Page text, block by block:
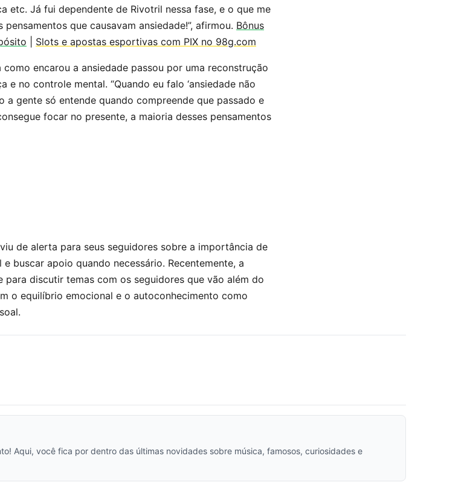
etc. Já fui dependente de Rivotril nessa fase, e o que me
que causavam ansiedade!”, afirmou. Bônus
Slots e apostas esportivas com PIX no 98g.com
encarou a ansiedade passou por uma reconstrução
e no controle mental. “Quando eu falo ‘ansiedade não
a gente só entende quando compreende que passado e
focar no presente, a maioria desses pensamentos
de alerta para seus seguidores sobre a importância de
buscar apoio quando necessário. Recentemente, a
discutir temas com os seguidores que vão além do
o equilíbrio emocional e o autoconhecimento como
Aqui, você fica por dentro das últimas novidades sobre música, famosos, curiosidades e